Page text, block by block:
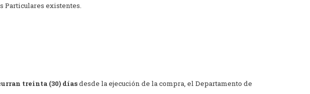
Particulares existentes.
treinta (30) díasdesde la ejecución de la compra, el Departamento de